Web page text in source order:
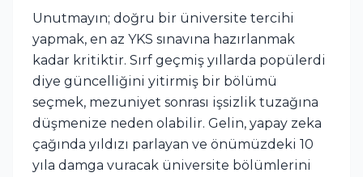
Unutmayın; doğru bir üniversite tercihi
yapmak, en az YKS sınavına hazırlanmak
kadar kritiktir. Sırf geçmiş yıllarda popülerdi
diye güncelliğini yitirmiş bir bölümü
seçmek, mezuniyet sonrası işsizlik tuzağına
düşmenize neden olabilir. Gelin, yapay zeka
çağında yıldızı parlayan ve önümüzdeki 10
yıla damga vuracak üniversite bölümlerini